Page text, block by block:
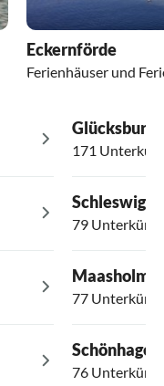
Eckernförde
Ferienhäuser und
Glücksburg
171
Schleswig
79
Maasholm
77
Schönhagen
76